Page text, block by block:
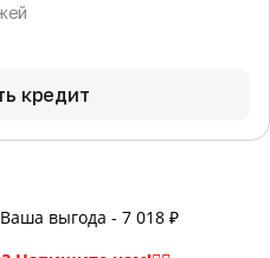
Ваша выгода - 7 018 ₽
кредит